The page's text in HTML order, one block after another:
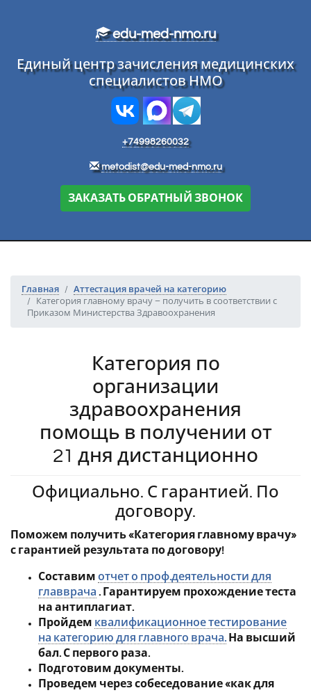
edu-med-nmo.ru
Единый центр зачисления медицинских
специалистов НМО
+74998260032
metodist@edu-med-nmo.ru
ЗАКАЗАТЬ ОБРАТНЫЙ ЗВОНОК
Главная
Аттестация врачей на категорию
Категория главному врачу – получить в соответствии с
Приказом Министерства Здравоохранения
Категория по
организации
здравоохранения
помощь в получении от
21 дня дистанционно
Официально. С гарантией. По
договору.
Поможем получить «Категория главному врачу»
с гарантией результата по договору!
Составим отчет о проф.деятельности для
главврача . Гарантируем прохождение теста
на антиплагиат.
Пройдем квалификационное тестирование
на категорию для главного врача. На высший
бал. С первого раза.
Подготовим документы.
Проведем через собеседование «как для